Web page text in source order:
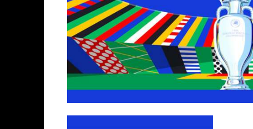
controls
preload="none"
style="width: